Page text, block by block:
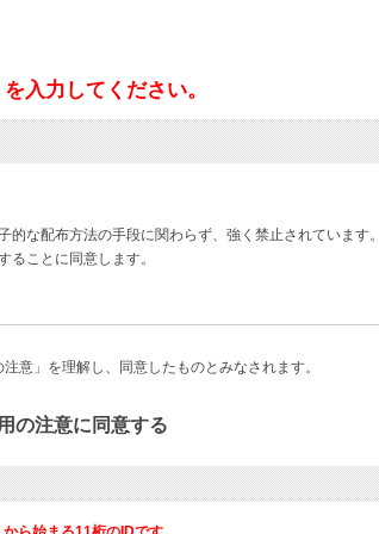
入力してください。
な配布方法の手段に関わらず、強く禁止されています。
ることに同意します。
意」を理解し、同意したものとみなされます。
の注意に同意する